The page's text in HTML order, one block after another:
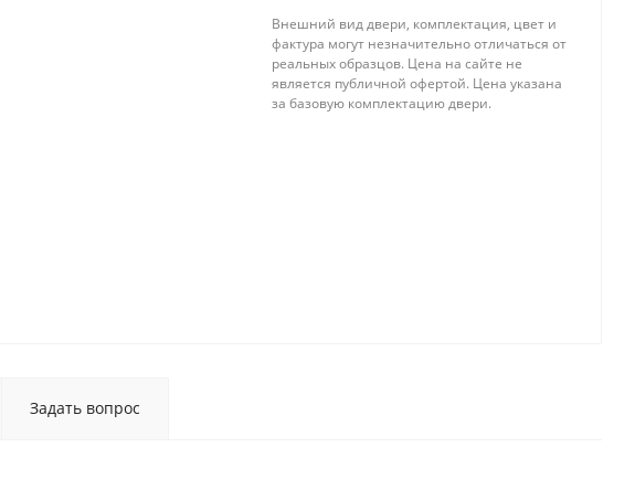
Внешний вид двери, комплектация, цвет и
фактура могут незначительно отличаться от
реальных образцов. Цена на сайте не
является публичной офертой. Цена указана
за базовую комплектацию двери.
Задать вопрос